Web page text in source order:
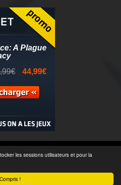
Compris !
les sessions utilisateurs et pour la